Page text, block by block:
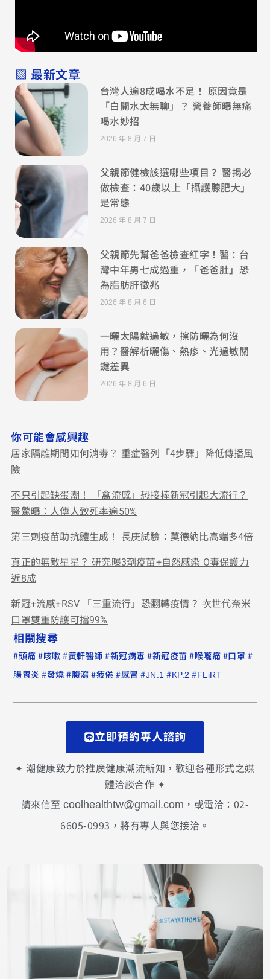
▧ 最新文章
台灣人逾8成喝水不足！ 原因竟是
「白開水太無聊」？ 營養師曝無痛
喝水妙招
2026 年 8 月 7 日
父親節健檢該選哪些項目？ 醫揭必
做檢查：40歲以上「攝護腺肥大」
是常態
2026 年 8 月 7 日
父親節先幫爸爸檢查紅字！醫：台
灣中年男七成過重，「爸爸肚」恐
為脂肪肝徵兆
2026 年 8 月 6 日
一曬太陽就過敏，擦防曬為何沒
用？醫解析曬傷、熱疹、光過敏關
鍵差異
2026 年 8 月 6 日
你可能會感興趣
居家隔離期間如何消毒？ 重症醫列「4步驟」降低傳播風
險
不只引起缺蛋潮！ 「禽流感」恐接棒新冠引起大流行？
醫驚曝：人傳人致死率逾50%
第三劑疫苗助抗體生成！ 長庚試驗：莫德納比高端多4倍
真正的無敵星星？ 研究曝3劑疫苗+自然感染 O毒保護力
近8成
新冠+流感+RSV 「三重流行」恐翻轉疫情？ 次世代奈米
口罩雙重防護可擋99%
相關搜尋
#頭痛 #咳嗽 #黃軒醫師 #新冠病毒 #新冠疫苗 #喉嚨痛 #口罩 #
腸胃炎 #發燒 #腹瀉 #疲倦 #感冒 #JN.1 #KP.2 #FLiRT
立即預約專人諮詢
✦ 潮健康致力於推廣健康潮流新知，歡迎各種形式之媒
體洽談合作 ✦
請來信至coolhealthtw@gmail.com ，或電洽：02-
6605-0993，將有專人與您接洽。